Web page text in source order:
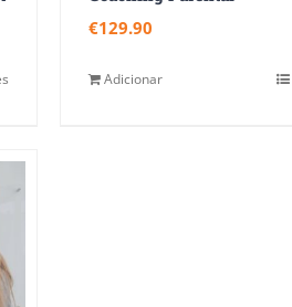
€129.90
Adicionar